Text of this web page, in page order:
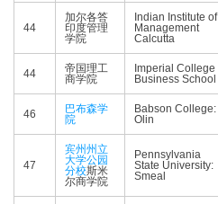
44
加尔各答
印度管理
学院
Indian Institute of
Management
Calcutta
44
帝国理工
商学院
Imperial College
Business School
46
巴布森学
院
Babson College:
Olin
47
宾州州立
大学公园
分校斯米
尔商学院
Pennsylvania
State University:
Smeal